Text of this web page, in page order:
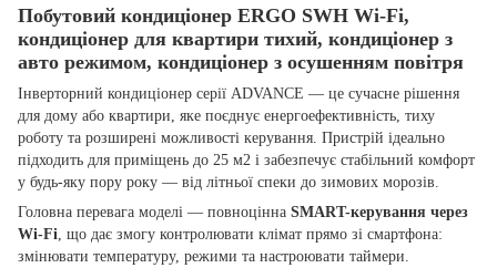
Побутовий кондиціонер ERGO SWH Wi-Fi,
кондиціонер для квартири тихий, кондиціонер з
авто режимом, кондиціонер з осушенням повітря
Інверторний кондиціонер серії ADVANCE — це сучасне рішення
для дому або квартири, яке поєднує енергоефективність, тиху
роботу та розширені можливості керування. Пристрій ідеально
підходить для приміщень до 25 м2 і забезпечує стабільний комфорт
у будь-яку пору року — від літньої спеки до зимових морозів.
Головна перевага моделі — повноцінна SMART-керування через
Wi-Fi , що дає змогу контролювати клімат прямо зі смартфона:
змінювати температуру, режими та настроювати таймери.